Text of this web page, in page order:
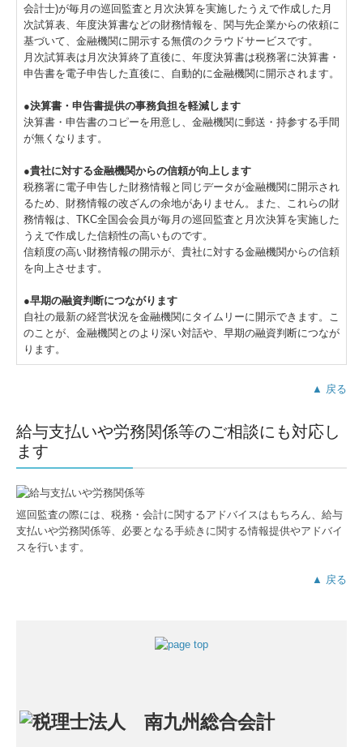
会計士)が毎月の巡回監査と月次決算を実施したうえで作成した月
次試算表、年度決算書などの財務情報を、関与先企業からの依頼に
基づいて、金融機関に開示する無償のクラウドサービスです。
月次試算表は月次決算終了直後に、年度決算書は税務署に決算書・
申告書を電子申告した直後に、自動的に金融機関に開示されます。
●決算書・申告書提供の事務負担を軽減します
決算書・申告書のコピーを用意し、金融機関に郵送・持参する手間
が無くなります。
●貴社に対する金融機関からの信頼が向上します
税務署に電子申告した財務情報と同じデータが金融機関に開示され
るため、財務情報の改ざんの余地がありません。また、これらの財
務情報は、TKC全国会会員が毎月の巡回監査と月次決算を実施した
うえで作成した信頼性の高いものです。
信頼度の高い財務情報の開示が、貴社に対する金融機関からの信頼
を向上させます。
●早期の融資判断につながります
自社の最新の経営状況を金融機関にタイムリーに開示できます。こ
のことが、金融機関とのより深い対話や、早期の融資判断につなが
ります。
▲ 戻る
給与支払いや労務関係等のご相談にも対応し
ます
巡回監査の際には、税務・会計に関するアドバイスはもちろん、給与
支払いや労務関係等、必要となる手続きに関する情報提供やアドバイ
スを行います。
▲ 戻る